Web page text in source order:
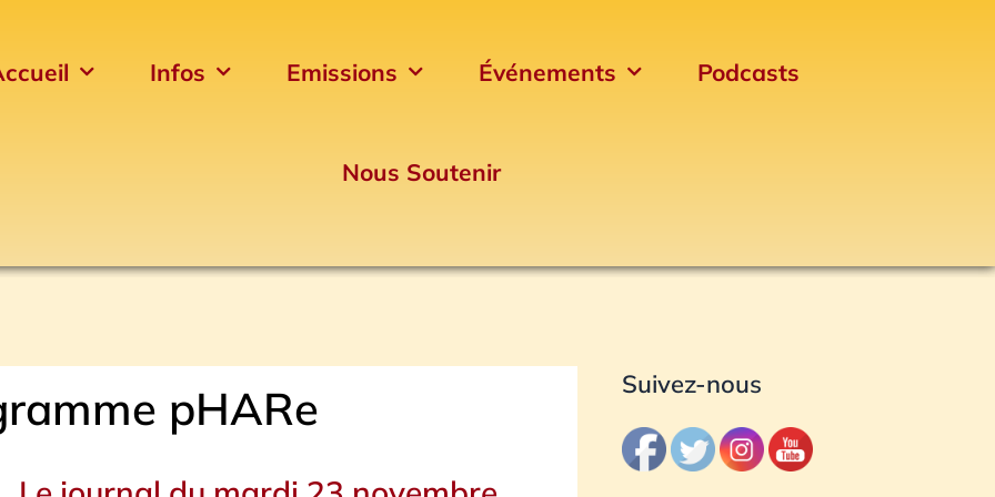
Infos Emissions Événements Podcasts
Nous Soutenir
pHARe Suivez-nous
Archives